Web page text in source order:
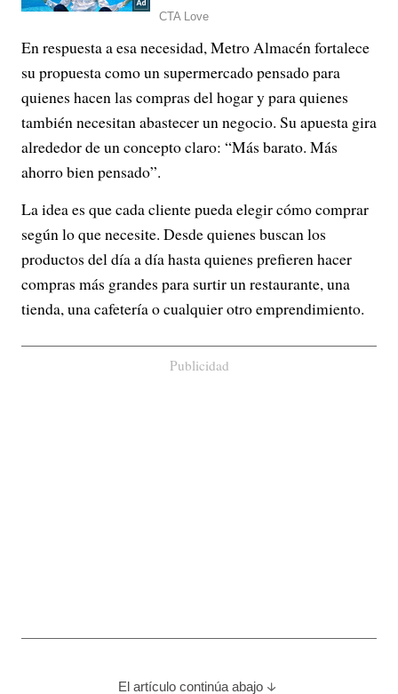
En respuesta a esa necesidad, Metro Almacén fortalece
su propuesta como un supermercado pensado para
quienes hacen las compras del hogar y para quienes
también necesitan abastecer un negocio. Su apuesta gira
alrededor de un concepto claro: “Más barato. Más
ahorro bien pensado”.
La idea es que cada cliente pueda elegir cómo comprar
según lo que necesite. Desde quienes buscan los
productos del día a día hasta quienes prefieren hacer
compras más grandes para surtir un restaurante, una
tienda, una cafetería o cualquier otro emprendimiento.
Publicidad
El artículo continúa abajo